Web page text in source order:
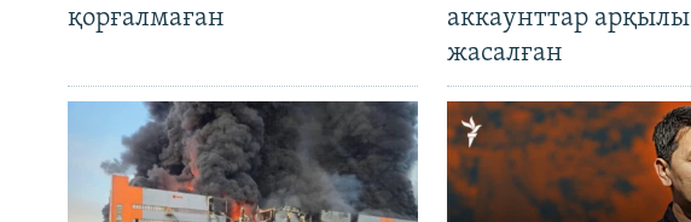
қорғалмаған
аккаунттар арқылы
жасалған